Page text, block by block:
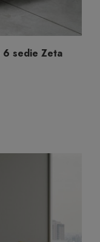
6 sedie Zeta